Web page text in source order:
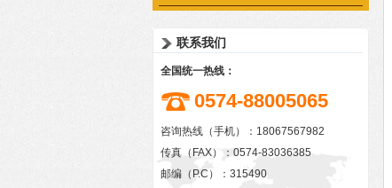
联系我们
全国统一热线：
0574-88005065
咨询热线（手机）：18067567982
传真（FAX）：0574-83036385
邮编（P.C）：315490